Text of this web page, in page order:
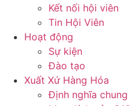
Kết nối hội viên
Tin Hội Viên
Hoạt động
Sự kiện
Đào tạo
Xuất Xứ Hàng Hóa
Định nghĩa chung